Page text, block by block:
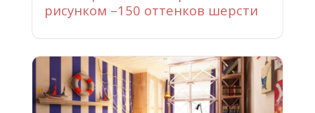
рисунком –150 оттенков шерсти